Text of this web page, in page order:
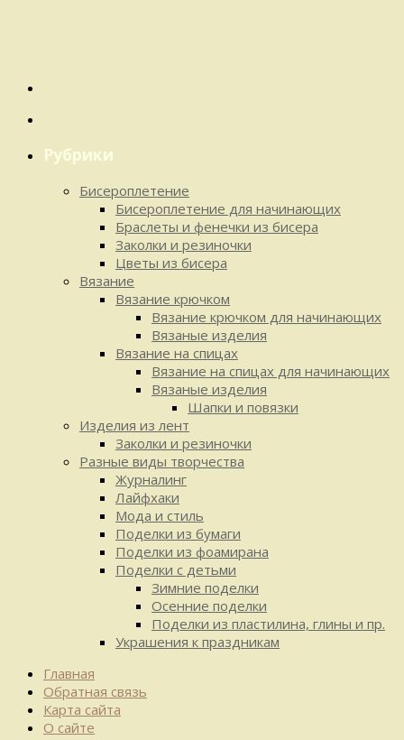
Рубрики
Бисероплетение
Бисероплетение для начинающих
Браслеты и фенечки из бисера
Заколки и резиночки
Цветы из бисера
Вязание
Вязание крючком
Вязание крючком для начинающих
Вязаные изделия
Вязание на спицах
Вязание на спицах для начинающих
Вязаные изделия
Шапки и повязки
Изделия из лент
Заколки и резиночки
Разные виды творчества
Журналинг
Лайфхаки
Мода и стиль
Поделки из бумаги
Поделки из фоамирана
Поделки с детьми
Зимние поделки
Осенние поделки
Поделки из пластилина, глины и пр.
Украшения к праздникам
Главная
Обратная связь
Карта сайта
О сайте